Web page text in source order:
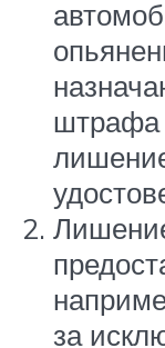
штрафа
за